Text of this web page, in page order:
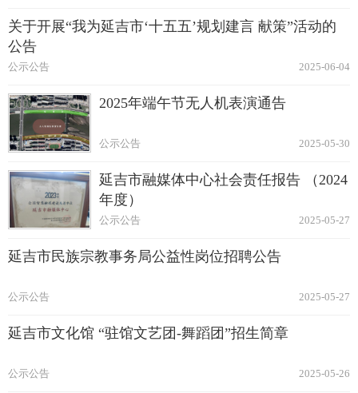
关于开展“我为延吉市‘十五五’规划建言 献策”活动的
公告
2025-06-04
公示公告
2025年端午节无人机表演通告
2025-05-30
公示公告
延吉市融媒体中心社会责任报告 （2024
年度）
2025-05-27
公示公告
延吉市民族宗教事务局公益性岗位招聘公告
2025-05-27
公示公告
延吉市文化馆 “驻馆文艺团-舞蹈团”招生简章
2025-05-26
公示公告